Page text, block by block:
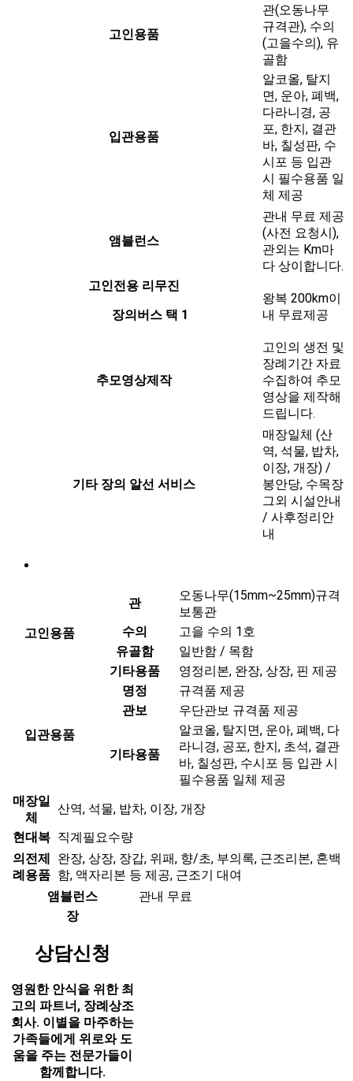
고인용품
관(오동나무
규격관), 수의
(고을수의), 유
골함
입관용품
알코올, 탈지
면, 운아, 폐백,
다라니경, 공
포, 한지, 결관
바, 칠성판, 수
시포 등 입관
시 필수용품 일
체 제공
앰블런스
관내 무료 제공
(사전 요청시),
관외는 Km마
다 상이합니다.
고인전용 리무진
장의버스 택 1
왕복 200km이
내 무료제공
추모영상제작
고인의 생전 및
장례기간 자료
수집하여 추모
영상을 제작해
드립니다.
기타 장의 알선 서비스
매장일체 (산
역, 석물, 밥차,
이장, 개장) /
봉안당, 수목장
그외 시설안내
/ 사후정리안
내
고인용품
관
오동나무(15mm~25mm)규격
보통관
수의
고을 수의 1호
유골함
일반함 / 목함
기타용품
영정리본, 완장, 상장, 핀 제공
입관용품
명정
규격품 제공
관보
우단관보 규격품 제공
기타용품
알코올, 탈지면, 운아, 폐백, 다
라니경, 공포, 한지, 초석, 결관
바, 칠성판, 수시포 등 입관 시
필수용품 일체 제공
매장일
체
산역, 석물, 밥차, 이장, 개장
현대복 직계필요수량
의전제
례용품
완장, 상장, 장갑, 위패, 향/초, 부의록, 근조리본, 혼백
함, 액자리본 등 제공, 근조기 대여
앰블런스
관내 무료
장
상담신청
영원한 안식을 위한 최
고의 파트너, 장례상조
회사. 이별을 마주하는
가족들에게 위로와 도
움을 주는 전문가들이
함께합니다.